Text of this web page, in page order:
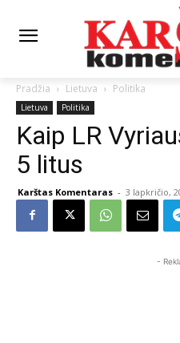
Pradžia Lietuva Politika
Lietuva Politika
Kaip LR
5 litus
Karštas Komentaras - 3 lapkričio,
-